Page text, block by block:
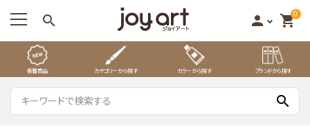
search person 0
shopping_cart
新着商品 カテゴリーから探す カラーから探す ブランドから探す
search